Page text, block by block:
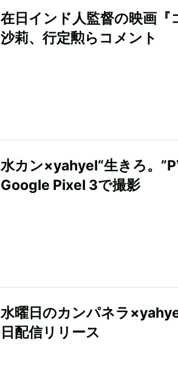
在日インド人監督の映画『
沙莉、行定勲らコメント
水カン×yahyel“生きろ。
Google Pixel 3で撮影
水曜日のカンパネラ
日配信リリース